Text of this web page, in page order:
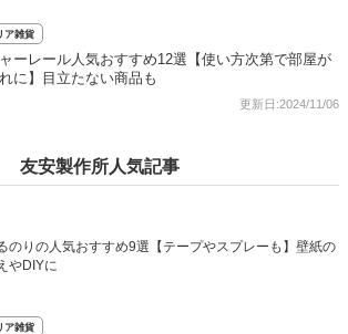
ア雑貨
ーレール人気おすすめ12選【使い方次第で部屋が
に】目立たない商品も
更新日:2024/11/06
友安製作所人気記事
のりの人気おすすめ9選【テープやスプレーも】壁紙の
やDIYに
ア雑貨